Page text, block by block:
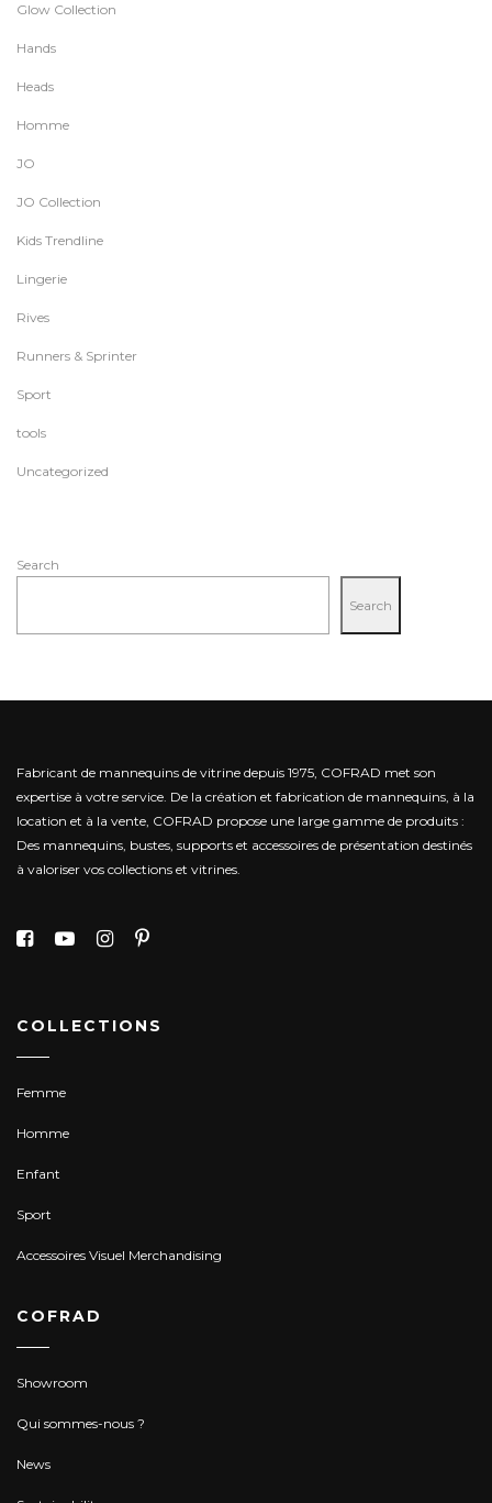
Glow Collection
Hands
Heads
Homme
JO
JO Collection
Kids Trendline
Lingerie
Rives
Runners & Sprinter
Sport
tools
Uncategorized
Search
Search
Fabricant de mannequins de vitrine depuis 1975, COFRAD met son
expertise à votre service. De la création et fabrication de mannequins, à la
location et à la vente, COFRAD propose une large gamme de produits :
Des mannequins, bustes, supports et accessoires de présentation destinés
à valoriser vos collections et vitrines.
COLLECTIONS
Femme
Homme
Enfant
Sport
Accessoires Visuel Merchandising
COFRAD
Showroom
Qui sommes-nous ?
News